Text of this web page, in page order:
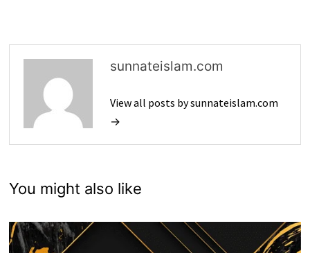
sunnateislam.com
View all posts by sunnateislam.com
→
You might also like